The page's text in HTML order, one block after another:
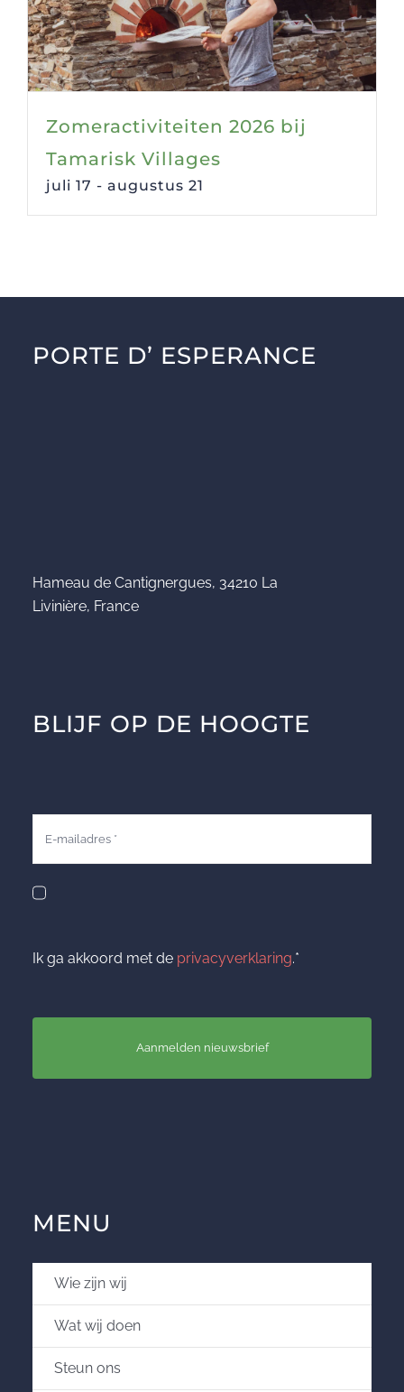
Zomeractiviteiten 2026 bij
Tamarisk Villages
juli 17 - augustus 21
PORTE D’ ESPERANCE
Hameau de Cantignergues, 34210 La
Livinière, France
BLIJF OP DE HOOGTE
Ik ga akkoord met de privacyverklaring.*
Aanmelden nieuwsbrief
MENU
Wie zijn wij
Wat wij doen
Steun ons